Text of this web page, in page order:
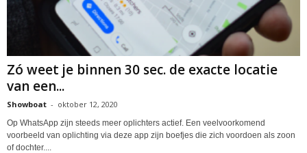
Zó weet je binnen 30 sec. de exacte locatie
van een...
Showboat - oktober 12, 2020
Op WhatsApp zijn steeds meer oplichters actief. Een veelvoorkomend
voorbeeld van oplichting via deze app zijn boefjes die zich voordoen als zoon
of dochter....